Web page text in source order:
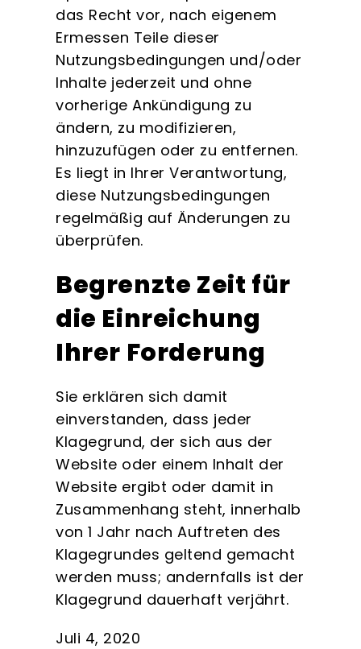
das Recht vor, nach eigenem
Ermessen Teile dieser
Nutzungsbedingungen und/oder
Inhalte jederzeit und ohne
vorherige Ankündigung zu
ändern, zu modifizieren,
hinzuzufügen oder zu entfernen.
Es liegt in Ihrer Verantwortung,
diese Nutzungsbedingungen
regelmäßig auf Änderungen zu
überprüfen.
Begrenzte Zeit für
die Einreichung
Ihrer Forderung
Sie erklären sich damit
einverstanden, dass jeder
Klagegrund, der sich aus der
Website oder einem Inhalt der
Website ergibt oder damit in
Zusammenhang steht, innerhalb
von 1 Jahr nach Auftreten des
Klagegrundes geltend gemacht
werden muss; andernfalls ist der
Klagegrund dauerhaft verjährt.
Juli 4, 2020